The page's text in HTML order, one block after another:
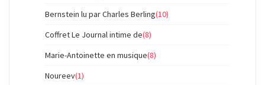
Bernstein lu par Charles Berling(10)
Coffret Le Journal intime de(8)
Marie-Antoinette en musique(8)
Noureev(1)